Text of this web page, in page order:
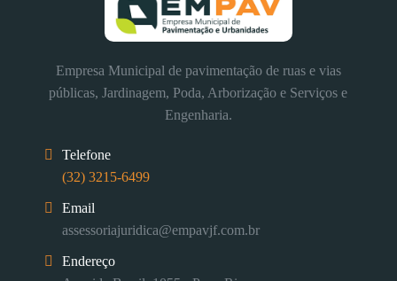
Empresa Municipal de pavimentação de ruas e vias
públicas, Jardinagem, Poda, Arborização e Serviços e
Engenharia.
Telefone
(32) 3215-6499
Email
assessoriajuridica@empavjf.com.br
Endereço